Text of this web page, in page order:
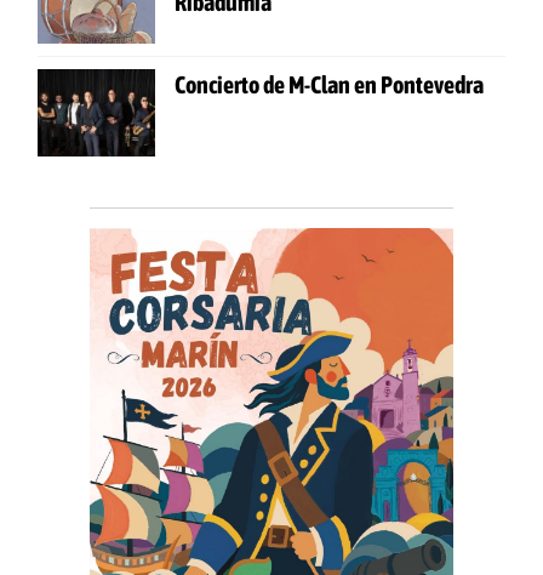
Concierto de M-Clan en Pontevedra